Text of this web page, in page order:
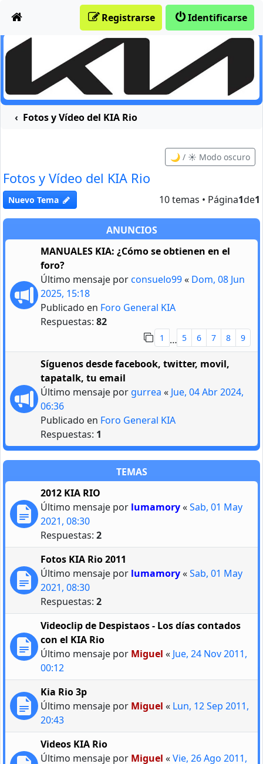
Identificarse
Registrarse
Fotos y Vídeo del KIA Rio
🌙 / ☀️ Modo oscuro
Fotos y Vídeo del KIA Rio
Nuevo Tema 10 temas • Página1de1
ANUNCIOS
MANUALES KIA: ¿Cómo se obtienen en el
foro?
Último mensaje porconsuelo99« Dom, 08 Jun
2025, 15:18
Publicado en Foro General KIA
Respuestas: 82
1 … 5 6 7 8 9
Síguenos desde facebook, twitter, movil,
tapatalk, tu email
Último mensaje por gurrea « Jue, 04 Abr 2024,
06:36
Publicado en Foro General KIA
Respuestas: 1
TEMAS
2012 KIA RIO
Último mensaje por lumamory«Sab, 01 May
2021, 08:30
Respuestas: 2
Fotos KIA Rio 2011
Último mensaje por lumamory«Sab, 01 May
2021, 08:30
Respuestas: 2
Videoclip de Despistaos - Los días contados
con el KIA Rio
Último mensaje por Miguel « Jue, 24 Nov 2011,
00:12
Kia Rio 3p
Último mensaje por Miguel « Lun, 12 Sep 2011,
20:43
Videos KIA Rio
Último mensaje por Miguel «Vie, 26 Ago 2011,